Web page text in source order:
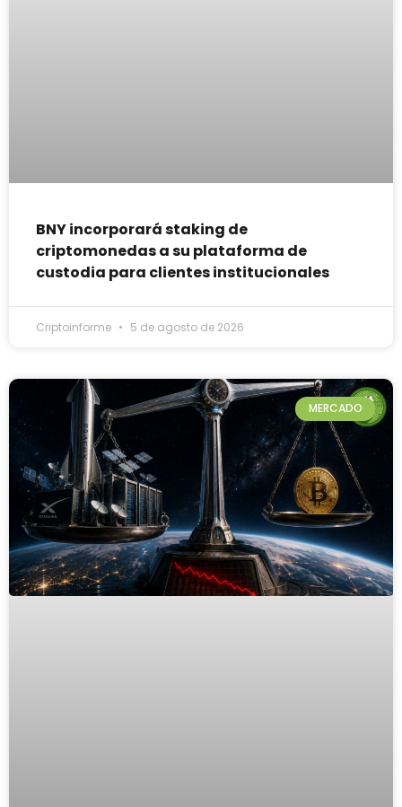
BNY incorporará staking de
criptomonedas a su plataforma de
custodia para clientes institucionales
Criptoinforme 5 de agosto de 2026
MERCADO